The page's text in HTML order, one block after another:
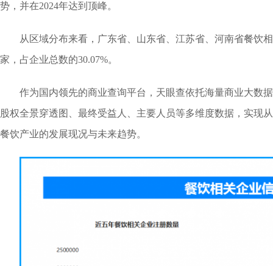
势，并在2024年达到顶峰。
从区域分布来看，广东省、山东省、江苏省、河南省餐饮
家，占企业总数的30.07%。
作为国内领先的商业查询平台，天眼查依托海量商业大数
股权全景穿透图、最终受益人、主要人员等多维度数据，实现
餐饮产业的发展现况与未来趋势。